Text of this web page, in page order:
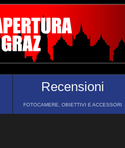
Recensioni
FOTOCAMERE, OBIETTIVI E ACCESSORI